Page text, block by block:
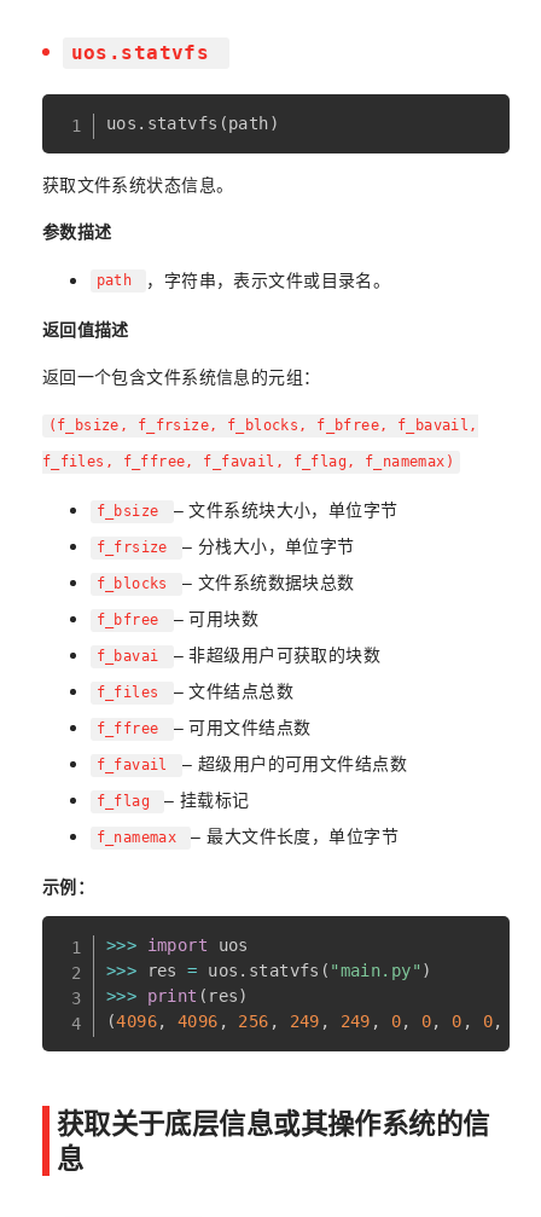
uos.statvfs
uos . statvfs (path)
获取文件系统状态信息。
参数描述
path ，字符串，表示文件或目录名。
返回值描述
返回一个包含文件系统信息的元组：
(f_bsize, f_frsize, f_blocks, f_bfree, f_bavail,
f_files, f_ffree, f_favail, f_flag, f_namemax)
f_bsize – 文件系统块大小，单位字节
f_frsize – 分栈大小，单位字节
f_blocks – 文件系统数据块总数
f_bfree – 可用块数
f_bavai – 非超级用户可获取的块数
f_files – 文件结点总数
f_ffree – 可用文件结点数
f_favail – 超级用户的可用文件结点数
f_flag – 挂载标记
f_namemax – 最大文件长度，单位字节
示例：
>>> import
>>> res = uos . statvfs ( "main.py" )
>>> print ( res)
(4096, 4096 , 256 , 249 , 249 , 0, 0, 0 , 0,
获取关于底层信息或其操作系统的信
息